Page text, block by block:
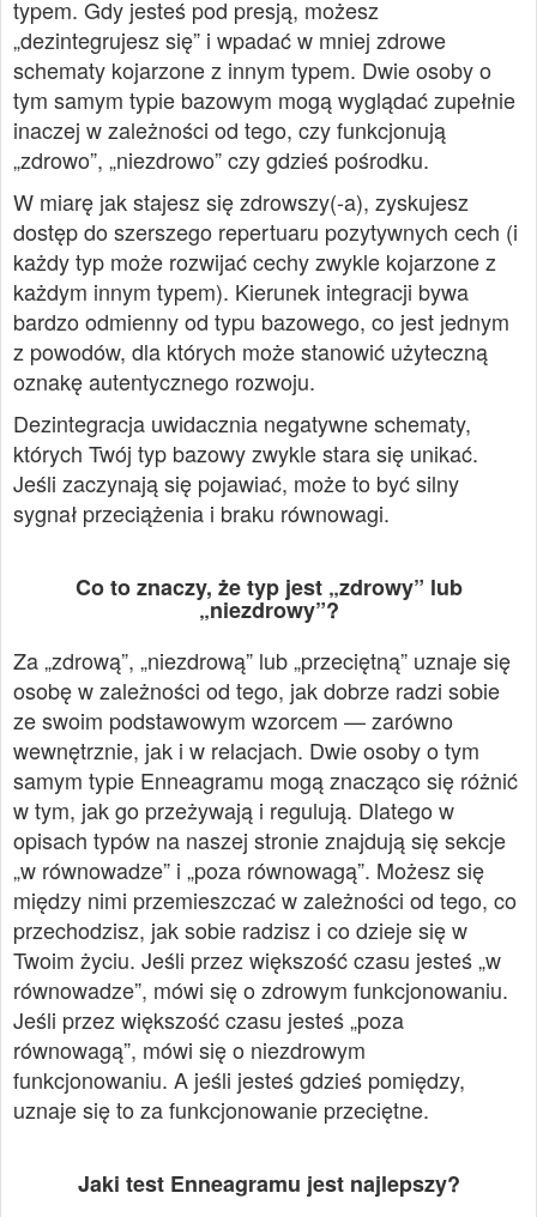
typem. Gdy jesteś pod presją, możesz
„dezintegrujesz się” i wpadać w mniej zdrowe
schematy kojarzone z innym typem. Dwie osoby o
tym samym typie bazowym mogą wyglądać zupełnie
inaczej w zależności od tego, czy funkcjonują
„zdrowo”, „niezdrowo” czy gdzieś pośrodku.
W miarę jak stajesz się zdrowszy(-a), zyskujesz
dostęp do szerszego repertuaru pozytywnych cech (i
każdy typ może rozwijać cechy zwykle kojarzone z
każdym innym typem). Kierunek integracji bywa
bardzo odmienny od typu bazowego, co jest jednym
z powodów, dla których może stanowić użyteczną
oznakę autentycznego rozwoju.
Dezintegracja uwidacznia negatywne schematy,
których Twój typ bazowy zwykle stara się unikać.
Jeśli zaczynają się pojawiać, może to być silny
sygnał przeciążenia i braku równowagi.
Co to znaczy, że typ jest „zdrowy” lub
„niezdrowy”?
Za „zdrową”, „niezdrową” lub „przeciętną” uznaje się
osobę w zależności od tego, jak dobrze radzi sobie
ze swoim podstawowym wzorcem — zarówno
wewnętrznie, jak i w relacjach. Dwie osoby o tym
samym typie Enneagramu mogą znacząco się różnić
w tym, jak go przeżywają i regulują. Dlatego w
opisach typów na naszej stronie znajdują się sekcje
„w równowadze” i „poza równowagą”. Możesz się
między nimi przemieszczać w zależności od tego, co
przechodzisz, jak sobie radzisz i co dzieje się w
Twoim życiu. Jeśli przez większość czasu jesteś „w
równowadze”, mówi się o zdrowym funkcjonowaniu.
Jeśli przez większość czasu jesteś „poza
równowagą”, mówi się o niezdrowym
funkcjonowaniu. A jeśli jesteś gdzieś pomiędzy,
uznaje się to za funkcjonowanie przeciętne.
Jaki test Enneagramu jest najlepszy?